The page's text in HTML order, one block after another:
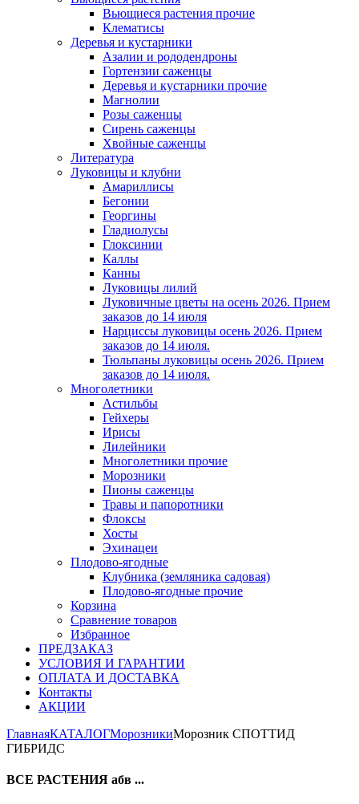
Вьющиеся растения прочие
Клематисы
Деревья и кустарники
Азалии и рододендроны
Гортензии саженцы
Деревья и кустарники прочие
Магнолии
Розы саженцы
Сирень саженцы
Хвойные саженцы
Литература
Луковицы и клубни
Амариллисы
Бегонии
Георгины
Гладиолусы
Глоксинии
Каллы
Канны
Луковицы лилий
Луковичные цветы на осень 2026. Прием
заказов до 14 июля
Нарциссы луковицы осень 2026. Прием
заказов до 14 июля.
Тюльпаны луковицы осень 2026. Прием
заказов до 14 июля.
Многолетники
Астильбы
Гейхеры
Ирисы
Лилейники
Многолетники прочие
Морозники
Пионы саженцы
Травы и папоротники
Флоксы
Хосты
Эхинацеи
Плодово-ягодные
Клубника (земляника садовая)
Плодово-ягодные прочие
Корзина
Сравнение товаров
Избранное
ПРЕДЗАКАЗ
УСЛОВИЯ И ГАРАНТИИ
ОПЛАТА И ДОСТАВКА
Контакты
АКЦИИ
ГлавнаяКАТАЛОГМорозникиМорозник СПОТТИД
ГИБРИДС
ВСЕ РАСТЕНИЯ абв ...